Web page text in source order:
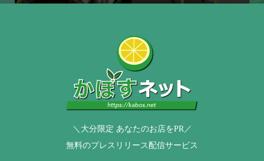
＼大分限定 あなたのお店をPR／
無料のプレスリリース配信サービス